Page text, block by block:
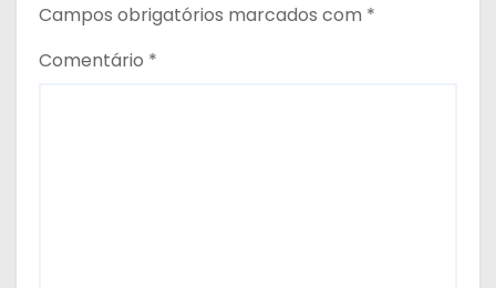
Campos obrigatórios marcados com *
Comentário *